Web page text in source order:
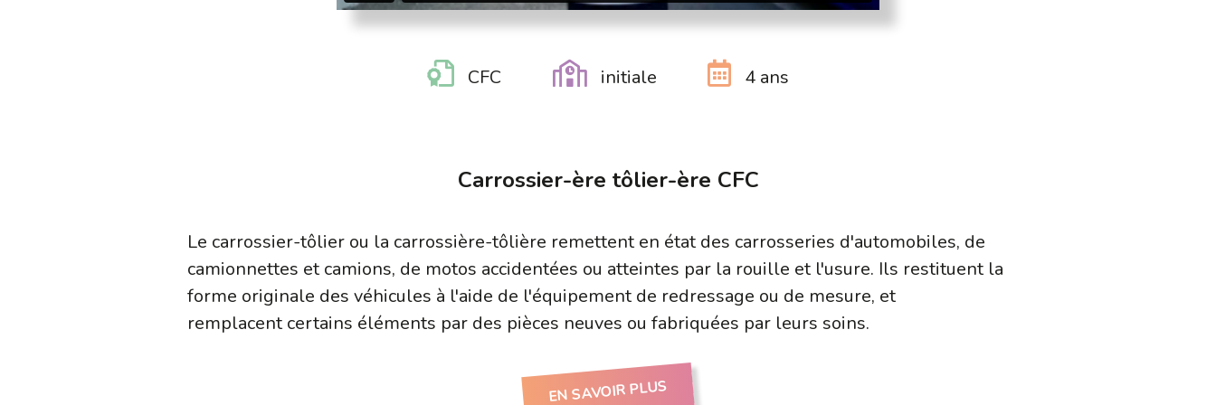
CFC initiale 4 ans
Carrossier-ère tôlier-ère CFC
Le carrossier-tôlier ou la carrossière-tôlière remettent en état des carrosseries d'automobiles, de
camionnettes et camions, de motos accidentées ou atteintes par la rouille et l'usure. Ils restituent la
forme originale des véhicules à l'aide de l'équipement de redressage ou de mesure, et
remplacent certains éléments par des pièces neuves ou fabriquées par leurs soins.
EN SAVOIR PLUS